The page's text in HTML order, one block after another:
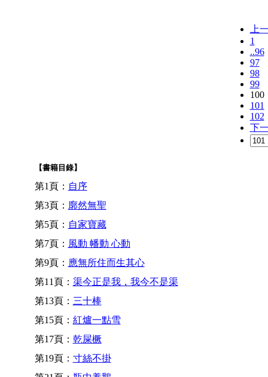
上
1
..96
97
98
99
100
101
102
下
【書籍目錄】
第1頁： 自序
第3頁： 廓然無聖
第5頁： 自家寶藏
第7頁： 風動 幡動 心動
第9頁： 應無所住而生其心
第11頁： 渠今正是我，我今不是渠
第13頁： 三十棒
第15頁： 紅爐一點雪
第17頁： 乾屎橛
第19頁： 寸絲不掛